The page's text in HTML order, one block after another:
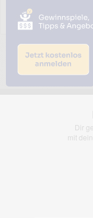
Das dargestellte Bild
übernimmt keinerlei
jedoch bei
Dir
mit